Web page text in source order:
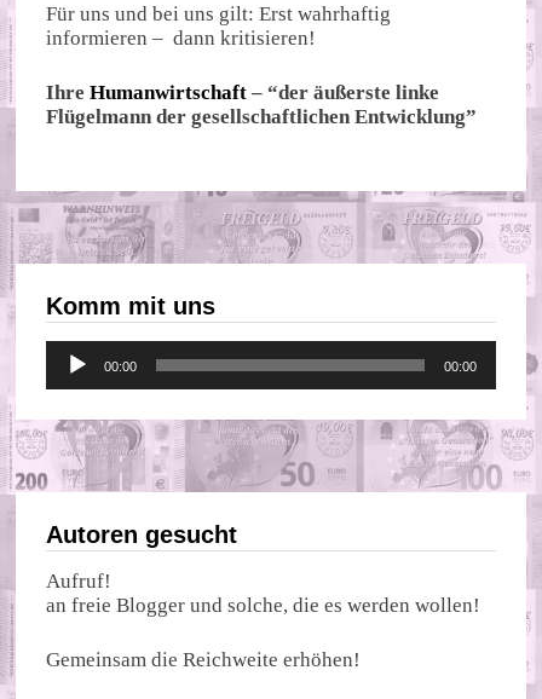
Für uns und bei uns gilt: Erst wahrhaftig
informieren – dann kritisieren!
IhreHumanwirtschaft – “der äußerste linke
Flügelmann der gesellschaftlichen Entwicklung”
Komm mit uns
Audio-
Player
00:00 00:00
Autoren gesucht
Aufruf!
an freie Blogger und solche, die es werden wollen!
Gemeinsam die Reichweite erhöhen!